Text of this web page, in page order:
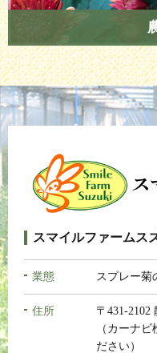
スマイルファームス
業態 スプレー菊
住所
〒431-2102
（カーナ
ださい）